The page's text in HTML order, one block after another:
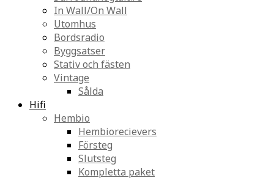
In Wall/On Wall
Utomhus
Bordsradio
Byggsatser
Stativ och fästen
Vintage
Sålda
Hifi
Hembio
Hembiorecievers
Försteg
Slutsteg
Kompletta paket